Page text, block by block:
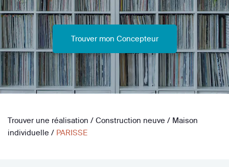
Trouver mon Concepteur
Trouver une réalisation / Construction neuve / Maison
individuelle / PARISSE